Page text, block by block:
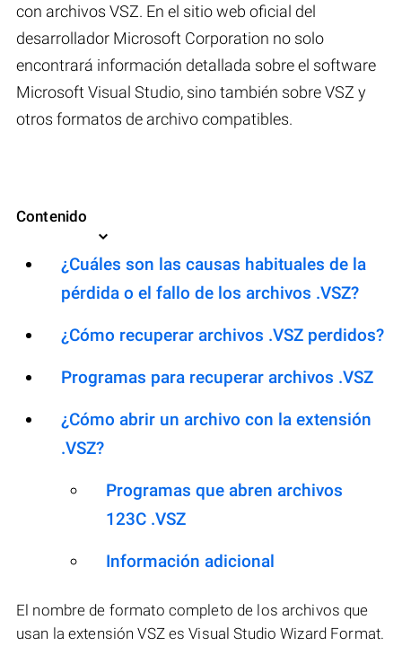
con archivos VSZ. En el sitio web oficial del
desarrollador Microsoft Corporation no solo
encontrará información detallada sobre el software
Microsoft Visual Studio, sino también sobre VSZ y
otros formatos de archivo compatibles.
Contenido
¿Cuáles son las causas habituales de la
pérdida o el fallo de los archivos .VSZ?
¿Cómo recuperar archivos .VSZ perdidos?
Programas para recuperar archivos .VSZ
¿Cómo abrir un archivo con la extensión
.VSZ?
Programas que abren archivos
123C .VSZ
Información adicional
El nombre de formato completo de los archivos que
usan la extensión VSZ es Visual Studio Wizard Format.